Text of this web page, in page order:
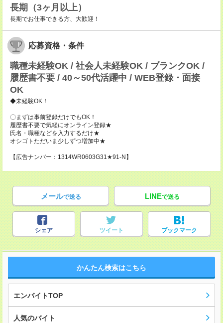
長期（3ヶ月以上）
長期でお仕事できる方、大歓迎！
応募資格・条件
職種未経験OK / 社会人未経験OK / ブランクOK /
履歴書不要 / 40～50代活躍中 / WEB登録・面接
OK
◆未経験OK！
〇まずは事前登録だけでもOK！
履歴書不要で気軽にオンライン登録★
氏名・職種などを入力するだけ★
オシゴトただいま少しずつ増加中★
【広告ナンバー：1314WR0603G31★91-N】
メールで送る LINEで送る
シェア ツイート ブックマーク
かんたん検索はこちら
エンバイトTOP
人気のバイト